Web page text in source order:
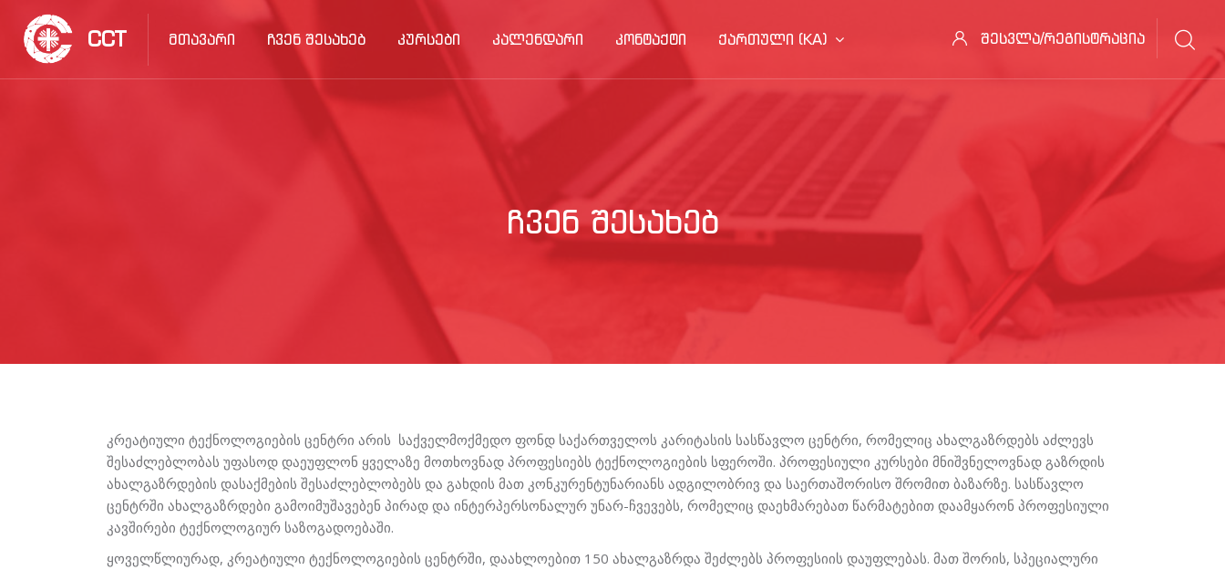
CCT ᲛᲗᲐᲕᲐᲠᲘ ᲩᲕᲔᲜ ᲨᲔᲡᲐᲮᲔᲑ ᲙᲣᲠᲡᲔᲑᲘ ᲙᲐᲚᲔᲜᲓᲐᲠᲘ ᲙᲝᲜᲢᲐᲥᲢᲘ ᲥᲐᲠᲗᲣᲚᲘ ‎(KA)‎ შესვლა/რეგისტრაცია
ᲩᲕᲔᲜ ᲨᲔᲡᲐᲮᲔᲑ
კრეატიული ტექნოლოგიების ცენტრი არის საქველმოქმედო ფონდ საქართველოს კარიტასის სასწავლო ცენტრი, რომელიც ახალგაზრდებს აძლევს
შესაძლებლობას უფასოდ დაეუფლონ ყველაზე მოთხოვნად პროფესიებს ტექნოლოგიების სფეროში. პროფესიული კურსები მნიშვნელოვნად გაზრდის
ახალგაზრდების დასაქმების შესაძლებლობებს და გახდის მათ კონკურენტუნარიანს ადგილობრივ და საერთაშორისო შრომით ბაზარზე. სასწავლო
ცენტრში ახალგაზრდები გამოიმუშავებენ პირად და ინტერპერსონალურ უნარ-ჩვევებს, რომელიც დაეხმარებათ წარმატებით დაამყარონ პროფესიული
კავშირები ტექნოლოგიურ საზოგადოებაში.
ყოველწლიურად, კრეატიული ტექნოლოგიების ცენტრში, დაახლოებით 150 ახალგაზრდა შეძლებს პროფესიის დაუფლებას. მათ შორის, სპეციალური